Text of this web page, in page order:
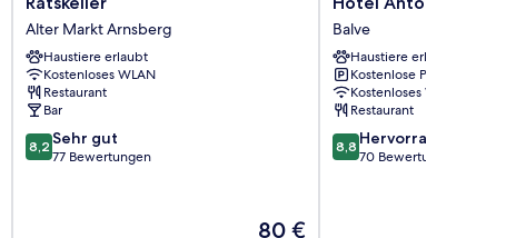
Alter
Markt
Arnsberg
Alter Markt Arnsberg
Haustiere erlaubt
Kostenloses WLAN
Restaurant
Bar
8.2
von
8,2 Sehr gut
77 Bewertungen
Der
80 €
Antoniushuette
Balve
Balve
Haustiere erlaubt
Kostenlose Parkplätze
Kostenloses WLAN
Restaurant
8.8
von
8,8 Hervorragend
70 Bewertungen